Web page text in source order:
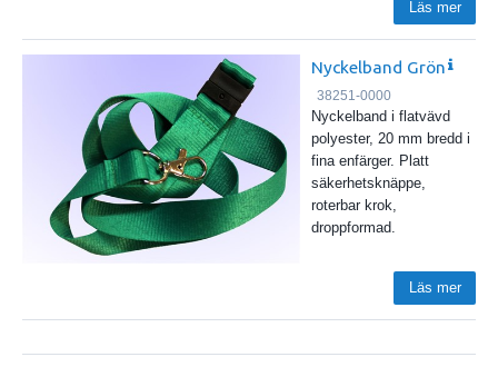
Läs mer
Nyckelband Grön
38251-0000
Nyckelband i flatvävd
polyester, 20 mm bredd i
fina enfärger. Platt
säkerhetsknäppe,
roterbar krok,
droppformad.
Läs mer